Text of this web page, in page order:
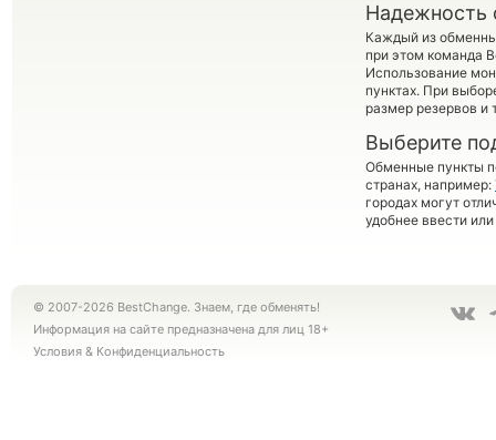
Надежность
Каждый из
при этом команда
Использование
пунктах. При
размер резервов и
Выберите
Обменные пункты
странах, например:
городах могут
удобнее ввести
© 2007-2026 BestChange. Знаем, где обменять!
Информация на сайте предназначена для лиц 18+
Условия & Конфиденциальность